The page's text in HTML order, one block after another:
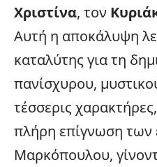
Χριστίνα, τον
Αυτή η αποκάλυψη
καταλύτης για τη
πανίσχυρου,
τέσσερις
πλήρη επίγνωση των
Μαρκόπουλου,